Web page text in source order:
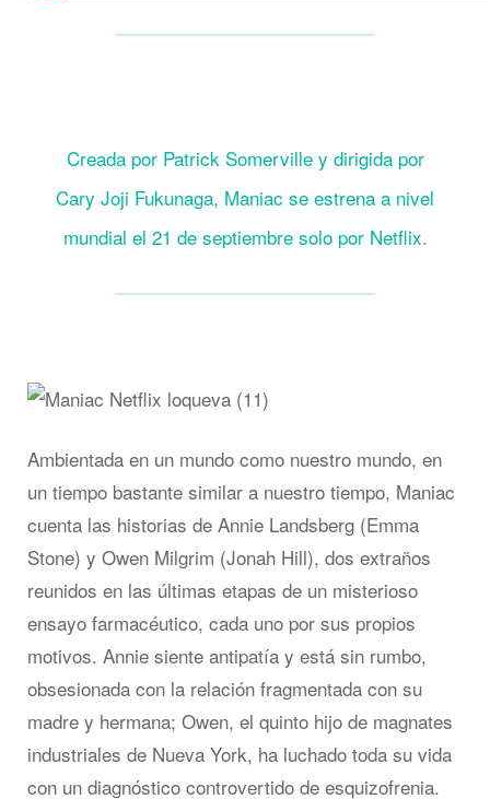
Creada por Patrick Somerville y dirigida por
Cary Joji Fukunaga, Maniac se estrena a nivel
mundial el 21 de septiembre solo por Netflix.
Ambientada en un mundo como nuestro mundo, en
un tiempo bastante similar a nuestro tiempo, Maniac
cuenta las historias de Annie Landsberg (Emma
Stone) y Owen Milgrim (Jonah Hill), dos extraños
reunidos en las últimas etapas de un misterioso
ensayo farmacéutico, cada uno por sus propios
motivos. Annie siente antipatía y está sin rumbo,
obsesionada con la relación fragmentada con su
madre y hermana; Owen, el quinto hijo de magnates
industriales de Nueva York, ha luchado toda su vida
con un diagnóstico controvertido de esquizofrenia.